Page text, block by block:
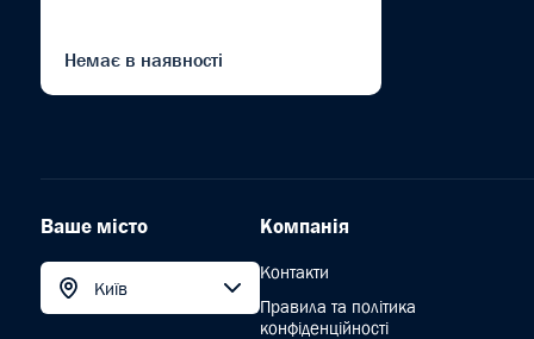
Немає в наявності
Ваше місто
Київ
Компанія
Контакти
Правила та політика
конфіденційності